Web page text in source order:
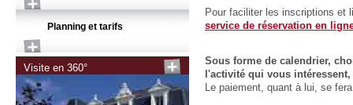
Planning et tarifs
Visite en 360°
Pour faciliter les inscriptions et
service de réservation en
Sous forme de calendrier,
l'activité qui vous
Le paiement, quant à lui, se